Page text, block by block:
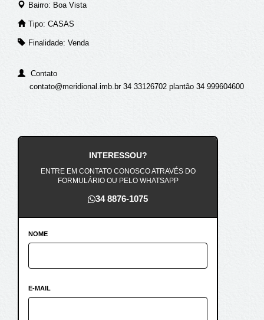
Bairro: Boa Vista
Tipo: CASAS
Finalidade: Venda
Contato
contato@meridional.imb.br 34 33126702 plantão 34 999604600
INTERESSOU?
ENTRE EM CONTATO CONOSCO ATRAVÉS DO
FORMULÁRIO OU PELO WHATSAPP
34 8876-1075
NOME
E-MAIL